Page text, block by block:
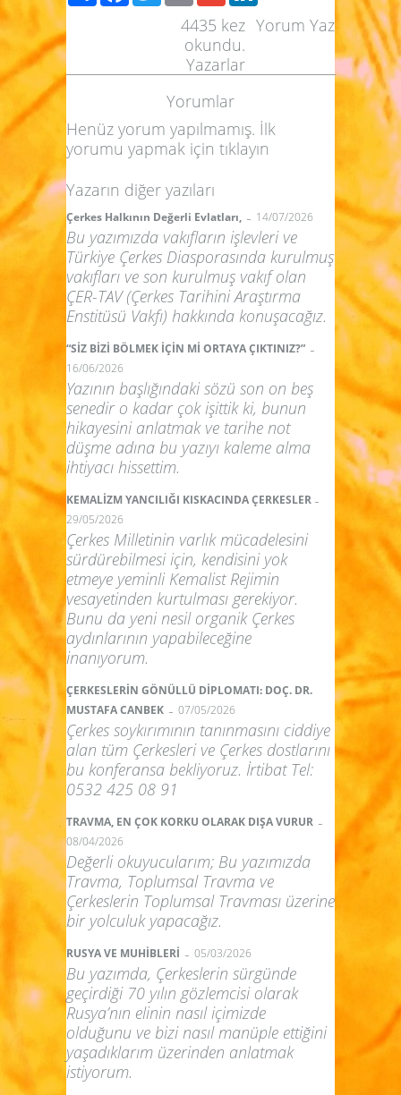
Yorum Yaz
4435 kez
okundu.
Yazarlar
Yorumlar
Henüz yorum yapılmamış. İlk
yorumu yapmak için tıklayın
Yazarın diğer yazıları
Çerkes Halkının Değerli Evlatları, - 14/07/2026
Bu yazımızda vakıfların işlevleri ve
Türkiye Çerkes Diasporasında kurulmuş
vakıfları ve son kurulmuş vakıf olan
ÇER-TAV (Çerkes Tarihini Araştırma
Enstitüsü Vakfı) hakkında konuşacağız.
“SİZ BİZİ BÖLMEK İÇİN Mİ ORTAYA ÇIKTINIZ?” -
16/06/2026
Yazının başlığındaki sözü son on beş
senedir o kadar çok işittik ki, bunun
hikayesini anlatmak ve tarihe not
düşme adına bu yazıyı kaleme alma
ihtiyacı hissettim.
KEMALİZM YANCILIĞI KISKACINDA ÇERKESLER -
29/05/2026
Çerkes Milletinin varlık mücadelesini
sürdürebilmesi için, kendisini yok
etmeye yeminli Kemalist Rejimin
vesayetinden kurtulması gerekiyor.
Bunu da yeni nesil organik Çerkes
aydınlarının yapabileceğine
inanıyorum.
ÇERKESLERİN GÖNÜLLÜ DİPLOMATI: DOÇ. DR.
MUSTAFA CANBEK - 07/05/2026
Çerkes soykırımının tanınmasını ciddiye
alan tüm Çerkesleri ve Çerkes dostlarını
bu konferansa bekliyoruz. İrtibat Tel:
0532 425 08 91
TRAVMA, EN ÇOK KORKU OLARAK DIŞA VURUR -
08/04/2026
Değerli okuyucularım; Bu yazımızda
Travma, Toplumsal Travma ve
Çerkeslerin Toplumsal Travması üzerine
bir yolculuk yapacağız.
RUSYA VE MUHİBLERİ - 05/03/2026
Bu yazımda, Çerkeslerin sürgünde
geçirdiği 70 yılın gözlemcisi olarak
Rusya’nın elinin nasıl içimizde
olduğunu ve bizi nasıl manüple ettiğini
yaşadıklarım üzerinden anlatmak
istiyorum.